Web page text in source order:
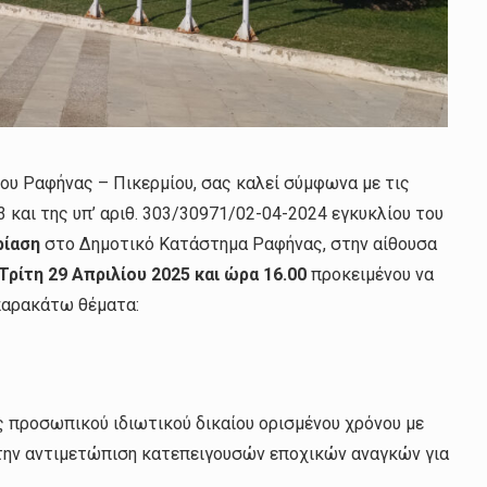
Ραφήνας – Πικερμίου, σας καλεί σύμφωνα με τις
της υπ’ αριθ. 303/30971/02-04-2024 εγκυκλίου του
στο Δημοτικό Κατάστημα Ραφήνας, στην αίθουσα
29 Απριλίου 2025 και ώρα 16.00προκειμένου να
θέματα:
ιδιωτικού δικαίου ορισμένου χρόνου με
αντιμετώπιση κατεπειγουσών εποχικών αναγκών για